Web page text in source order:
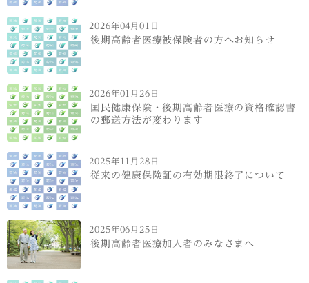
2026年04月01日
後期高齢者医療被保険者の方へお知らせ
2026年01月26日
国民健康保険・後期高齢者医療の資格確認書
の郵送方法が変わります
2025年11月28日
従来の健康保険証の有効期限終了について
2025年06月25日
後期高齢者医療加入者のみなさまへ